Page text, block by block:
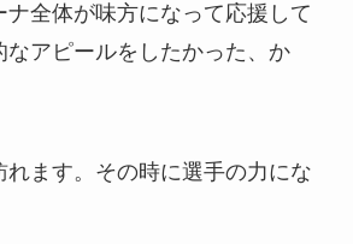
全体が味方になって応援して
なアピールをしたかった、か
れます。その時に選手の力にな